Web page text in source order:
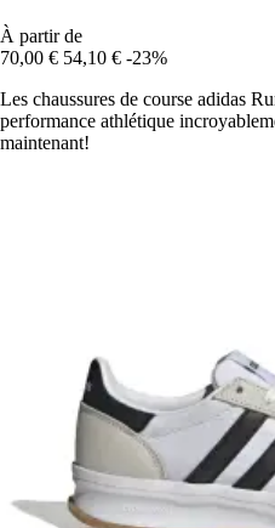
À partir de
70,00 € 54,10 € -23%
Les chaussures de course adidas
performance athlétique
maintenant!